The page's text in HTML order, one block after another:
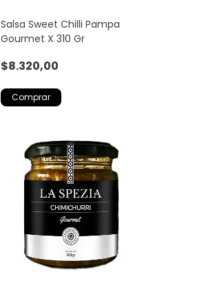
Salsa Sweet Chilli Pampa
Gourmet X 310 Gr
$8.320,00